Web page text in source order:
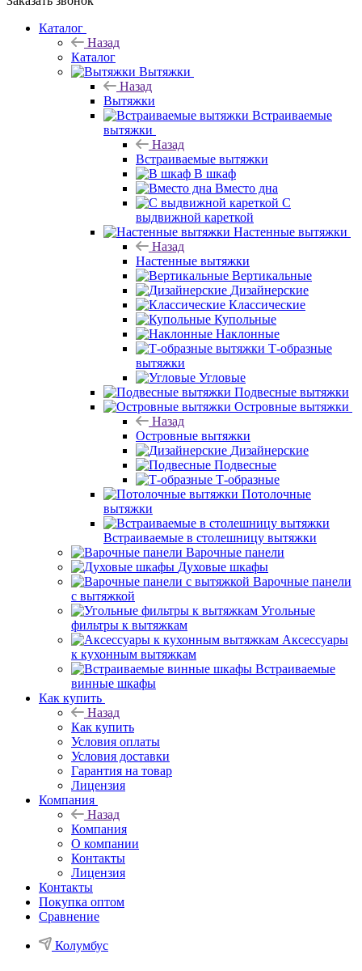
Каталог
Назад
Каталог
Вытяжки
Назад
Вытяжки
Встраиваемые
вытяжки
Назад
Встраиваемые вытяжки
В шкаф
Вместо дна
С
выдвижной кареткой
Настенные вытяжки
Назад
Настенные вытяжки
Вертикальные
Дизайнерские
Классические
Купольные
Наклонные
Т-образные
вытяжки
Угловые
Подвесные вытяжки
Островные вытяжки
Назад
Островные вытяжки
Дизайнерские
Подвесные
Т-образные
Потолочные
вытяжки
Встраиваемые в столешницу вытяжки
Варочные панели
Духовые шкафы
Варочные панели
с вытяжкой
Угольные
фильтры к вытяжкам
Аксессуары
к кухонным вытяжкам
Встраиваемые
винные шкафы
Как купить
Назад
Как купить
Условия оплаты
Условия доставки
Гарантия на товар
Лицензия
Компания
Назад
Компания
О компании
Контакты
Лицензия
Контакты
Покупка оптом
Сравнение
Колумбус